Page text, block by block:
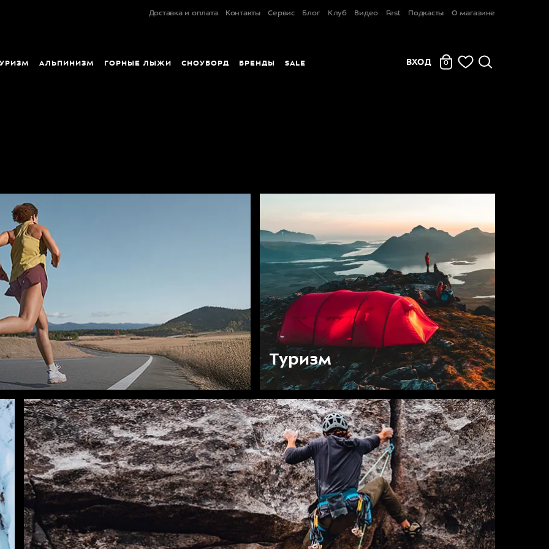
Доставка и оплата Контакты Сервис Блог Клуб Видео Fest Подкасты О магазине
АЛЬПИНИЗМ ГОРНЫЕ ЛЫЖИ СНОУБОРД БРЕНДЫ SALE ВХОД 0
Туризм